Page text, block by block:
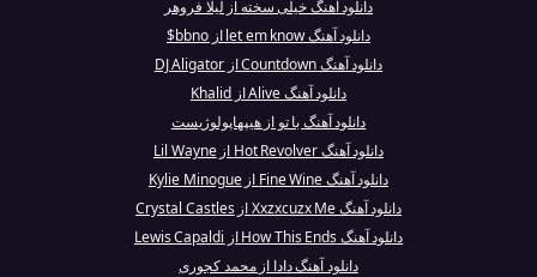
دانلود آهنگ خیلی سخته از لیلا فروهر
دانلود آهنگ let em know از bbno$
دانلود آهنگ Countdown از DJ Aligator
دانلود آهنگ Alive از Khalid
دانلود آهنگ با تو از هیپهاپولوژیست
دانلود آهنگ Hot Revolver از Lil Wayne
دانلود آهنگ Fine Wine از Kylie Minogue
دانلود آهنگ Xxzxcuzx Me از Crystal Castles
دانلود آهنگ How This Ends از Lewis Capaldi
دانلود آهنگ دادا از محمد کجوری